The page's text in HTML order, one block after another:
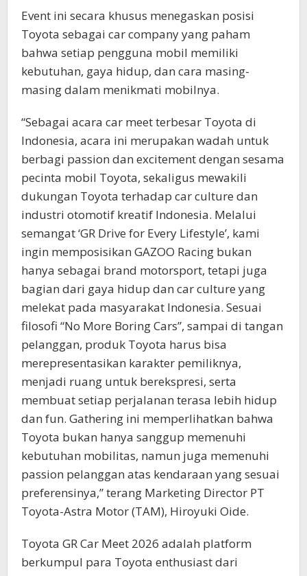
Event ini secara khusus menegaskan posisi
Toyota sebagai car company yang paham
bahwa setiap pengguna mobil memiliki
kebutuhan, gaya hidup, dan cara masing-
masing dalam menikmati mobilnya.
“Sebagai acara car meet terbesar Toyota di
Indonesia, acara ini merupakan wadah untuk
berbagi passion dan excitement dengan sesama
pecinta mobil Toyota, sekaligus mewakili
dukungan Toyota terhadap car culture dan
industri otomotif kreatif Indonesia. Melalui
semangat ‘GR Drive for Every Lifestyle’, kami
ingin memposisikan GAZOO Racing bukan
hanya sebagai brand motorsport, tetapi juga
bagian dari gaya hidup dan car culture yang
melekat pada masyarakat Indonesia. Sesuai
filosofi “No More Boring Cars”, sampai di tangan
pelanggan, produk Toyota harus bisa
merepresentasikan karakter pemiliknya,
menjadi ruang untuk berekspresi, serta
membuat setiap perjalanan terasa lebih hidup
dan fun. Gathering ini memperlihatkan bahwa
Toyota bukan hanya sanggup memenuhi
kebutuhan mobilitas, namun juga memenuhi
passion pelanggan atas kendaraan yang sesuai
preferensinya,” terang Marketing Director PT
Toyota-Astra Motor (TAM), Hiroyuki Oide.
Toyota GR Car Meet 2026 adalah platform
berkumpul para Toyota enthusiast dari